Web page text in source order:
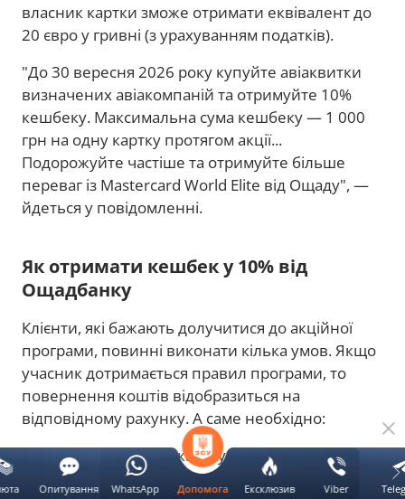
власник картки зможе отримати еквівалент до
20 євро у гривні (з урахуванням податків).
"До 30 вересня 2026 року купуйте авіаквитки
визначених авіакомпаній та отримуйте 10%
кешбеку. Максимальна сума кешбеку — 1 000
грн на одну картку протягом акції...
Подорожуйте частіше та отримуйте більше
переваг із Mastercard World Elite від Ощаду", —
йдеться у повідомленні.
Як отримати кешбек у 10% від
Ощадбанку
Клієнти, які бажають долучитися до акційної
програми, повинні виконати кілька умов. Якщо
учасник дотримається правил програми, то
повернення коштів відобразиться на
відповідному рахунку. А саме необхідно:
Зареєструвати картку Mastercard World
Elite від Ощадбанку на
сайті;
Допомога Ексклюзив Viber
Опитування WhatsApp